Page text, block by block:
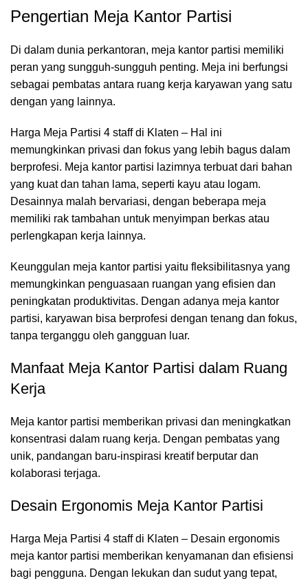
Pengertian Meja Kantor Partisi
Di dalam dunia perkantoran, meja kantor partisi memiliki
peran yang sungguh-sungguh penting. Meja ini berfungsi
sebagai pembatas antara ruang kerja karyawan yang satu
dengan yang lainnya.
Harga Meja Partisi 4 staff di Klaten – Hal ini
memungkinkan privasi dan fokus yang lebih bagus dalam
berprofesi. Meja kantor partisi lazimnya terbuat dari bahan
yang kuat dan tahan lama, seperti kayu atau logam.
Desainnya malah bervariasi, dengan beberapa meja
memiliki rak tambahan untuk menyimpan berkas atau
perlengkapan kerja lainnya.
Keunggulan meja kantor partisi yaitu fleksibilitasnya yang
memungkinkan penguasaan ruangan yang efisien dan
peningkatan produktivitas. Dengan adanya meja kantor
partisi, karyawan bisa berprofesi dengan tenang dan fokus,
tanpa terganggu oleh gangguan luar.
Manfaat Meja Kantor Partisi dalam Ruang
Kerja
Meja kantor partisi memberikan privasi dan meningkatkan
konsentrasi dalam ruang kerja. Dengan pembatas yang
unik, pandangan baru-inspirasi kreatif berputar dan
kolaborasi terjaga.
Desain Ergonomis Meja Kantor Partisi
Harga Meja Partisi 4 staff di Klaten – Desain ergonomis
meja kantor partisi memberikan kenyamanan dan efisiensi
bagi pengguna. Dengan lekukan dan sudut yang tepat,